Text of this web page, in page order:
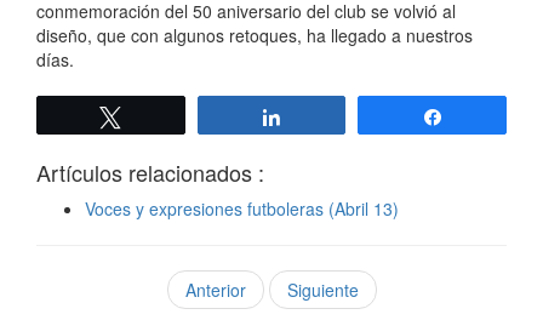
conmemoración del 50 aniversario del club se volvió al
diseño, que con algunos retoques, ha llegado a nuestros
días.
Artículos relacionados :
Voces y expresiones futboleras (Abril 13)
Anterior Siguiente